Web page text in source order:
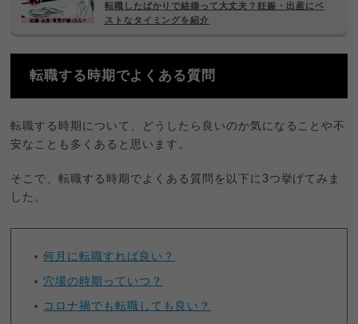
転職したばかりで結婚って大丈夫？妊娠・出産にベ
ストなタイミングを紹介
転職する時期でよくある質問
転職する時期について、どうしたら良いのか気になることや不
安なことも多くあると思います。
そこで、転職する時期でよくある質問を以下に3つ挙げてみま
した。
何月に転職すれば良い？
穴場の時期っていつ？
コロナ禍でも転職しても良い？